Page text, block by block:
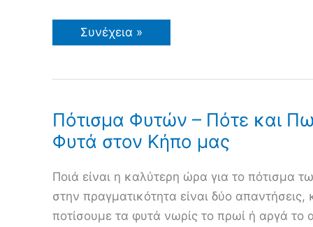
Έδαφος
Λιπάσματα
Ουσίες
Φυτά
συνέχεια…
Συνέχεια »
Πότισμα Φυτών – Πότε και
Φυτά στον Κήπο μας
Ποιά είναι η καλύτερη ώρα για το πότισμα
στην πραγματικότητα είναι δύο
ποτίσουμε τα φυτά νωρίς το πρωί ή αργά το